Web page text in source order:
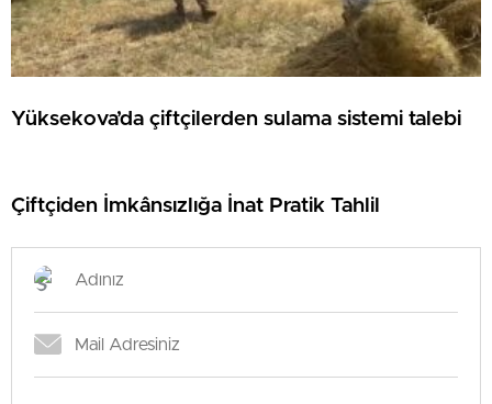
Yüksekova’da çiftçilerden sulama sistemi talebi
Çiftçiden İmkânsızlığa İnat Pratik Tahlil